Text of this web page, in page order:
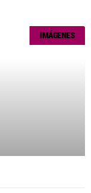
IMÁGENES